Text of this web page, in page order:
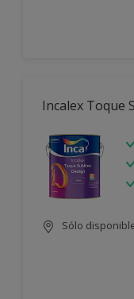
Incalex Toque
Sólo